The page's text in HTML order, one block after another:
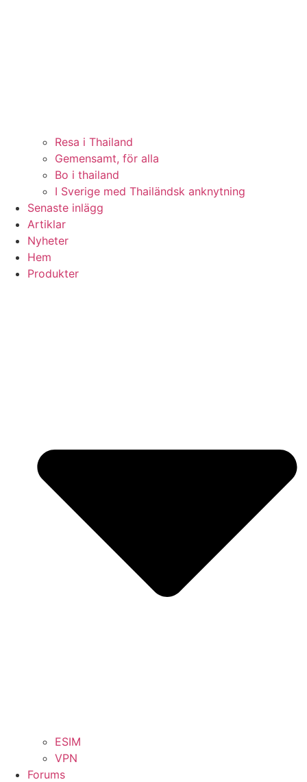
Resa i Thailand
Gemensamt, för alla
Bo i thailand
I Sverige med Thailändsk anknytning
Senaste inlägg
Artiklar
Nyheter
Hem
Produkter
ESIM
VPN
Forums